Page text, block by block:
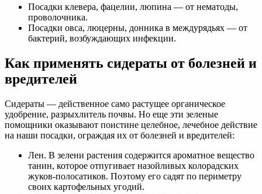
Посадки клевера, фацелии, люпина — от нематоды,
проволочника.
Посадки овса, люцерны, донника в междурядьях — от
бактерий, возбуждающих инфекции.
Как применять сидераты от болезней и
вредителей
Сидераты — действенное само растущее органическое
удобрение, разрыхлитель почвы. Но еще эти зеленые
помощники оказывают поистине целебное, лечебное действие
на наши посадки, ограждая их от болезней и вредителей:
Лен. В зелени растения содержится ароматное вещество
танин, которое отпугивает назойливых колорадских
жуков-полосатиков. Поэтому его садят по периметру
своих картофельных угодий.